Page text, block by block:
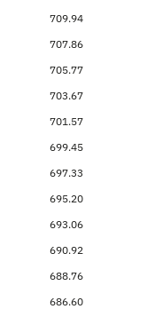
709.94
707.86
705.77
703.67
701.57
699.45
697.33
695.20
693.06
690.92
688.76
686.60